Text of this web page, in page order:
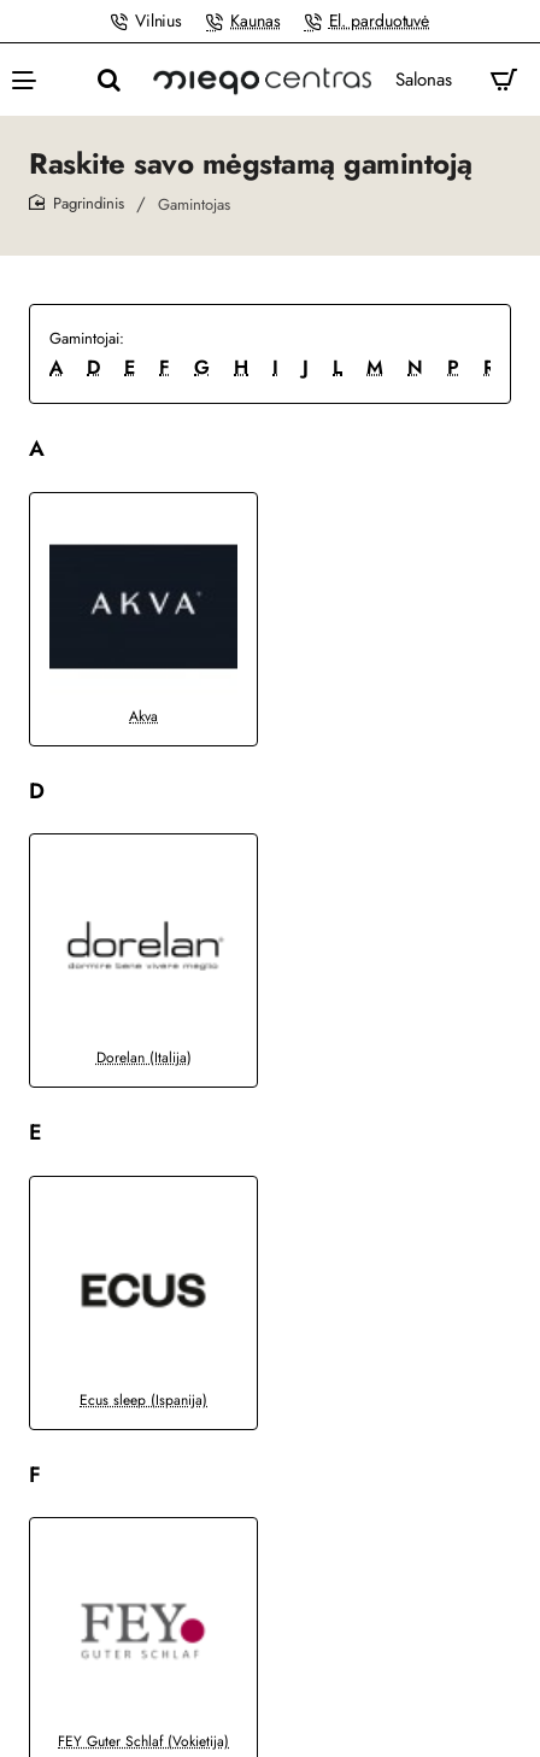
Vilnius Kaunas El. parduotuvė
Salonas
Raskite savo mėgstamą gamintoją
Gamintojas
Gamintojai:
A D E F G H I J L M N P R
A
Akva
D
Dorelan (Italija)
E
Ecus sleep (Ispanija)
F
FEY Guter Schlaf (Vokietija)